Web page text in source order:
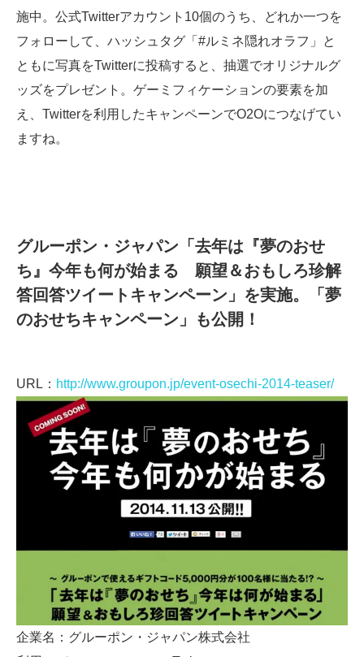
施中。公式Twitterアカウント10個のうち、どれか一つを
フォローして、ハッシュタグ「#ルミネ隠れオラフ」と
ともに写真をTwitterに投稿すると、抽選でオリジナルグ
ッズをプレゼント。ゲーミフィケーションの要素を加
え、Twitterを利用したキャンペーンでO2Oにつなげてい
ますね。
グルーポン・ジャパン「去年は『夢のおせ
ち』今年も何が始まる 願望＆おもしろ珍解
答回答ツイートキャンペーン」を実施。「夢
のおせちキャンペーン」も公開！
URL： http://www.groupon.jp/event-osechi-2014-teaser/
企業名：グルーポン・ジャパン株式会社